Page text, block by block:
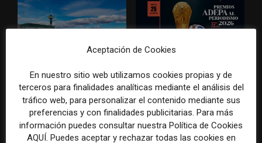
establece un sistema de
control para el uso de la
inteligencia artificial
especial para la mejor
cobertura periodística del
Mundial 2026
Aceptación de Cookies
En nuestro sitio web utilizamos cookies propias y de
terceros para finalidades analíticas mediante el análisis del
tráfico web, para personalizar el contenido mediante sus
preferencias y con finalidades publicitarias. Para más
información puedes consultar nuestra Política de Cookies
AQUÍ. Puedes aceptar y rechazar todas las cookies en